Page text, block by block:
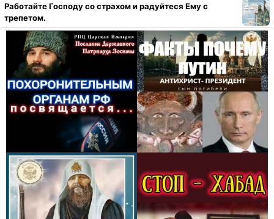
Работайте Господу со страхом и радуйтеся Ему с
трепетом.